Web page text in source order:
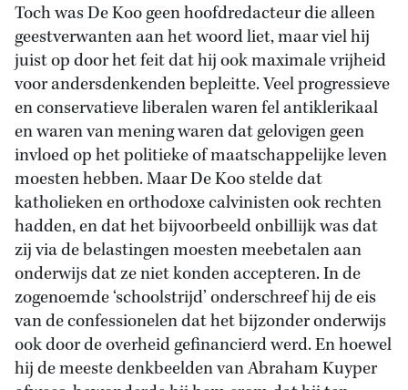
Toch was De Koo geen hoofdredacteur die alleen
geestverwanten aan het woord liet, maar viel hij
juist op door het feit dat hij ook maximale vrijheid
voor andersdenkenden bepleitte. Veel progressieve
en conservatieve liberalen waren fel antiklerikaal
en waren van mening waren dat gelovigen geen
invloed op het politieke of maatschappelijke leven
moesten hebben. Maar De Koo stelde dat
katholieken en orthodoxe calvinisten ook rechten
hadden, en dat het bijvoorbeeld onbillijk was dat
zij via de belastingen moesten meebetalen aan
onderwijs dat ze niet konden accepteren. In de
zogenoemde ‘schoolstrijd’ onderschreef hij de eis
van de confessionelen dat het bijzonder onderwijs
ook door de overheid gefinancierd werd. En hoewel
hij de meeste denkbeelden van Abraham Kuyper